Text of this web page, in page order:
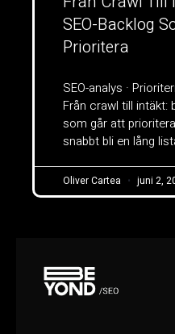
SEO-Backlog
Prioritera
SEO-analys ·
Från crawl till intäkt:
som går att
snabbt bli en lång
Oliver Cartea juni 2,